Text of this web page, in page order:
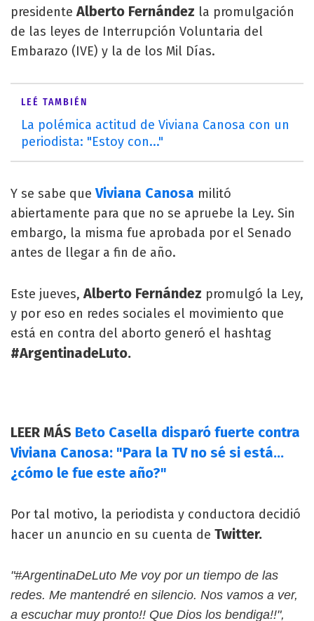
presidenteAlberto Fernández la promulgación
de las leyes de Interrupción Voluntaria del
Embarazo (IVE) y la de los Mil Días.
LEÉ TAMBIÉN
La polémica actitud de Viviana Canosa con un
periodista: "Estoy con..."
Y se sabe que Viviana Canosa militó
abiertamente para que no se apruebe la Ley. Sin
embargo, la misma fue aprobada por el Senado
antes de llegar a fin de año.
Este jueves,Alberto Fernández promulgó la Ley,
y por eso en redes sociales el movimiento que
está en contra del aborto generó el hashtag
#ArgentinadeLuto.
LEER MÁS Beto Casella disparó fuerte contra
Viviana Canosa: "Para la TV no sé si está...
¿cómo le fue este año?"
Por tal motivo, la periodista y conductora decidió
hacer un anuncio en su cuenta de Twitter.
"#ArgentinaDeLuto Me voy por un tiempo de las
redes. Me mantendré en silencio. Nos vamos a ver,
a escuchar muy pronto!! Que Dios los bendiga!!",